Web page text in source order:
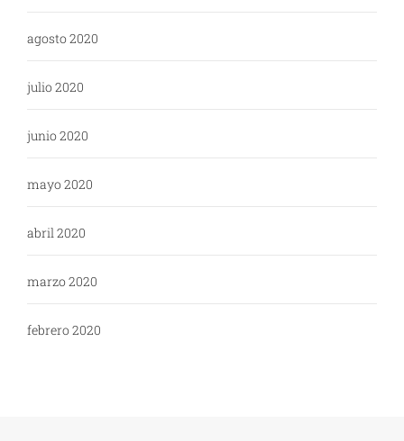
agosto 2020
julio 2020
junio 2020
mayo 2020
abril 2020
marzo 2020
febrero 2020